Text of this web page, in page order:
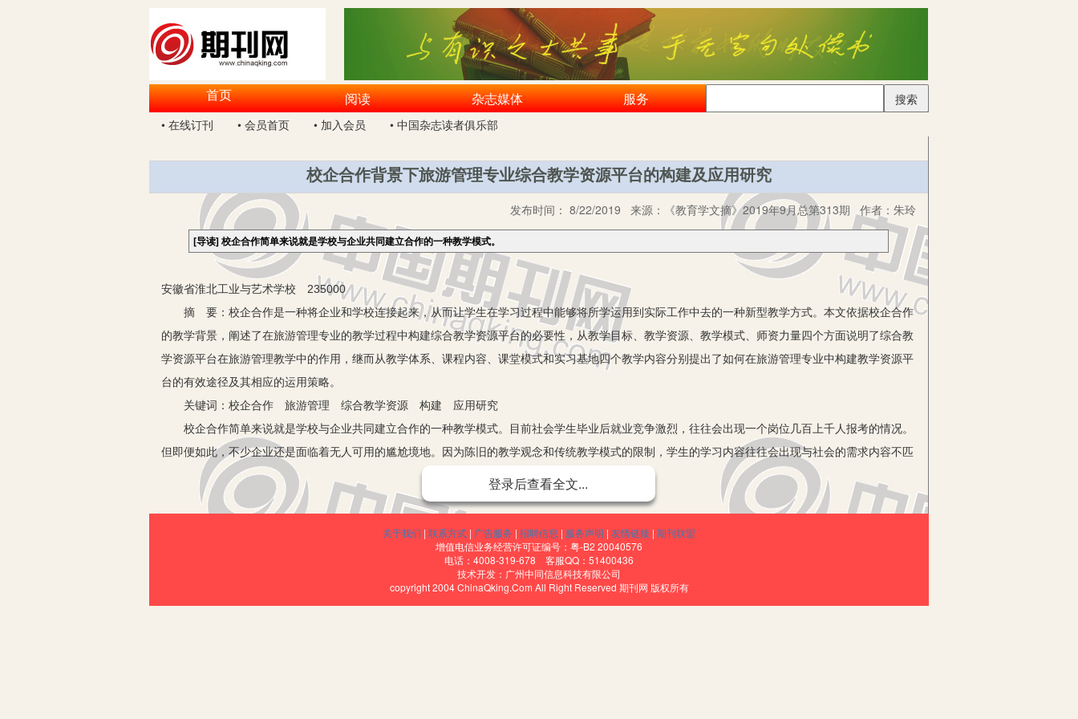
首页 阅读 杂志媒体 服务
搜索
• 在线订刊
• 会员首页 • 加入会员 • 中国杂志读者俱乐部
校企合作背景下旅游管理专业综合教学资源平台的构建及应用研究
发布时间： 8/22/2019 来源： 《教育学文摘》2019年9月总第313期 作者： 朱玲
[导读]校企合作简单来说就是学校与企业共同建立合作的一种教学模式。
安徽省淮北工业与艺术学校 235000
摘 要：校企合作是一种将企业和学校连接起来，从而让学生在学习过程中能够将所学运用到实际工作中去的一种新型教学方式。本文依据校企合作
的教学背景，阐述了在旅游管理专业的教学过程中构建综合教学资源平台的必要性，从教学目标、教学资源、教学模式、师资力量四个方面说明了综合教
学资源平台在旅游管理教学中的作用，继而从教学体系、课程内容、课堂模式和实习基地四个教学内容分别提出了如何在旅游管理专业中构建教学资源平
台的有效途径及其相应的运用策略。
关键词：校企合作 旅游管理 综合教学资源 构建 应用研究
校企合作简单来说就是学校与企业共同建立合作的一种教学模式。目前社会学生毕业后就业竞争激烈，往往会出现一个岗位几百上千人报考的情况。
但即便如此，不少企业还是面临着无人可用的尴尬境地。因为陈旧的教学观念和传统教学模式的限制，学生的学习内容往往会出现与社会的需求内容不匹
配、脱节的情况。在时代性较强的旅游管理专业中，这意味着学生的专业素养和知识水平在实际情况中的运用效果大打折扣。而校方采取与企业进行合作
的教学方式，充分了解企业的需求，并针对其培养专业型人才，于学生而言，毕业后找到对口专业的工作的概率大大提高，真正实现了学有可用；对于学
一、校企合作背景下旅游管理专业构建综合教学资源平台的必要性分析
1.防止教学目标与社会需求的不匹配。旅游管理专业是一个与时代发展息息相关的专业，其教学内容随着时代的发展也在不断地变化。而在校企合作
登录后查看全文...
关于我们 | 联系方式 | 广告服务 | 招聘信息 | 服务声明 | 友情链接 | 期刊联盟
增值电信业务经营许可证编号：粤-B2 20040576
电话：4008-319-678 客服QQ：51400436
技术开发：广州中同信息科技有限公司
copyright 2004 ChinaQking.Com All Right Reserved 期刊网 版权所有